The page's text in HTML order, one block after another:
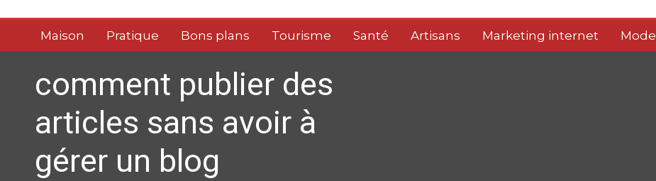
contenuMaison Pratique Bons plans Tourisme Santé Artisans Marketing internet Mode
comment publier des
articles sans avoir à
gérer un blog